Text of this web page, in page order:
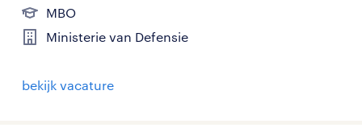
MBO
Ministerie van Defensie
bekijk vacature